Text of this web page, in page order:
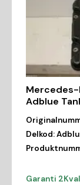
Mercedes-
Adblue
Delkod:
Garanti 2